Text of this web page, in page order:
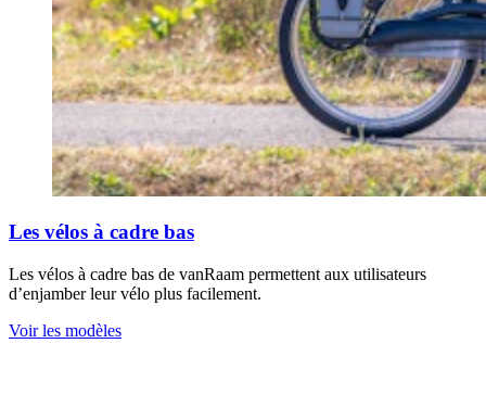
Les vélos à cadre bas
Les vélos à cadre bas de vanRaam permettent aux utilisateurs
d’enjamber leur vélo plus facilement.
Voir les modèles